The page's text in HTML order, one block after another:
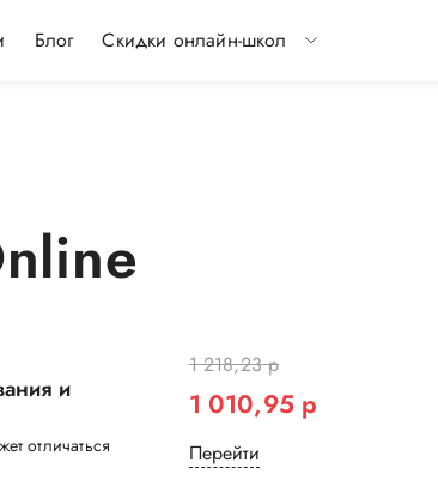
Блог Скидки онлайн-школ
и
отличаться
1 218,23 р
1 010,95 р
Перейти